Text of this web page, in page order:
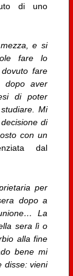
di uno
e si
fare lo
fare
dopo aver
di poter
Mi
di
con un
dal
per
dopo a
La
sera lì o
alla fine
bene mi
disse: vieni